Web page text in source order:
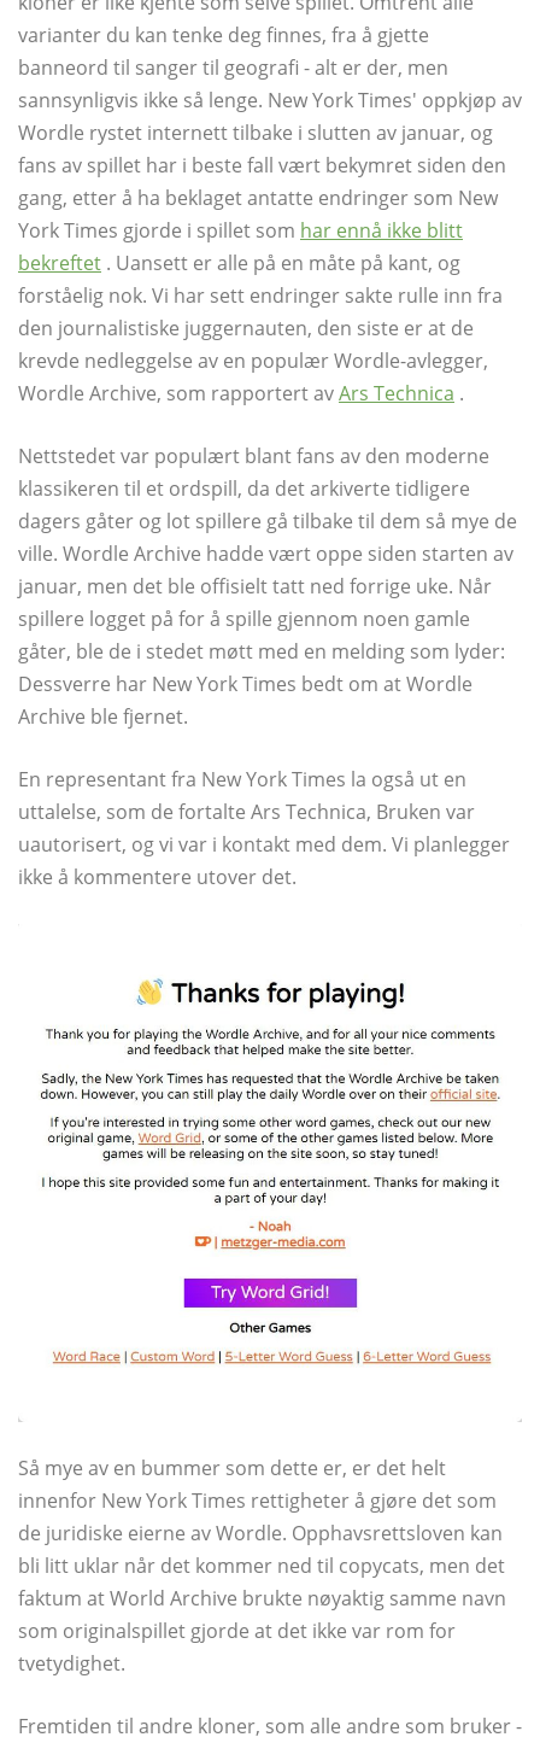
varianter du kan tenke deg finnes, fra å gjette
banneord til sanger til geografi - alt er der, men
sannsynligvis ikke så lenge. New York Times' oppkjøp av
Wordle rystet internett tilbake i slutten av januar, og
fans av spillet har i beste fall vært bekymret siden den
gang, etter å ha beklaget antatte endringer som New
York Times gjorde i spillet som har ennå ikke blitt
bekreftet . Uansett er alle på en måte på kant, og
forståelig nok. Vi har sett endringer sakte rulle inn fra
den journalistiske juggernauten, den siste er at de
krevde nedleggelse av en populær Wordle-avlegger,
Wordle Archive, som rapportert avArs Technica .
Nettstedet var populært blant fans av den moderne
klassikeren til et ordspill, da det arkiverte tidligere
dagers gåter og lot spillere gå tilbake til dem så mye de
ville. Wordle Archive hadde vært oppe siden starten av
januar, men det ble offisielt tatt ned forrige uke. Når
spillere logget på for å spille gjennom noen gamle
gåter, ble de i stedet møtt med en melding som lyder:
Dessverre har New York Times bedt om at Wordle
Archive ble fjernet.
En representant fra New York Times la også ut en
uttalelse, som de fortalte Ars Technica, Bruken var
uautorisert, og vi var i kontakt med dem. Vi planlegger
ikke å kommentere utover det.
Så mye av en bummer som dette er, er det helt
innenfor New York Times rettigheter å gjøre det som
de juridiske eierne av Wordle. Opphavsrettsloven kan
bli litt uklar når det kommer ned til copycats, men det
faktum at World Archive brukte nøyaktig samme navn
som originalspillet gjorde at det ikke var rom for
tvetydighet.
Fremtiden til andre kloner, som alle andre som bruker -